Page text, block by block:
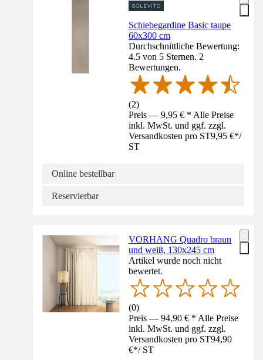
Schiebegardine Basic taupe
60x300 cm
Durchschnittliche Bewertung:
4.5 von 5 Sternen. 2
Bewertungen.
(2)
Preis — 9,95 € * Alle Preise
inkl. MwSt. und ggf. zzgl.
Versandkosten pro ST9,95 €*/
ST
Online bestellbar
Reservierbar
VORHANG Quadro braun
und weiß, 130x245 cm
Artikel wurde noch nicht
bewertet.
(0)
Preis — 94,90 € * Alle Preise
inkl. MwSt. und ggf. zzgl.
Versandkosten pro ST94,90
€*/ ST